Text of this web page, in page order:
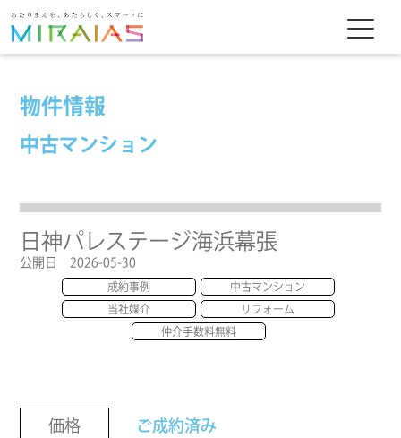
物件情報
中古マンション
日神パレステージ海浜幕張
公開日 2026-05-30
成約事例 中古マンション
当社媒介 リフォーム
仲介手数料無料
価格 ご成約済み